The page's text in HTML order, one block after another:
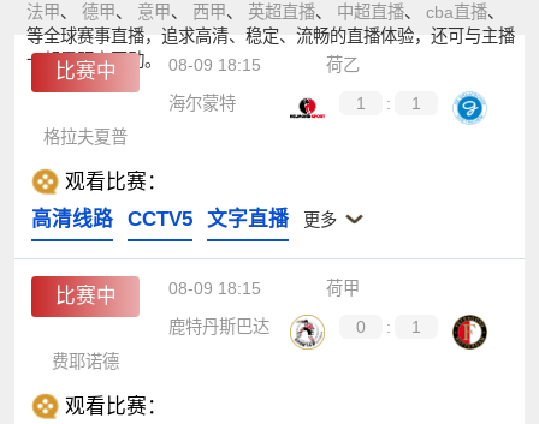
法甲、 德甲、 意甲、 西甲、 英超直播、 中超直播、 cba直播、
等全球赛事直播，追求高清、稳定、流畅的直播体验，还可与主播
一起零距离互动。
比赛中 08-09 18:15
荷乙
海尔蒙特
1 :
1
格拉夫夏普
观看比赛：
高清线路
CCTV5 文字直播 更多
比赛中 08-09 18:15
荷甲
鹿特丹斯巴达
0 :
1
费耶诺德
观看比赛：